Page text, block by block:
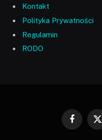
Kontakt
Polityka Prywatności
Regulamin
RODO
Facebook
X